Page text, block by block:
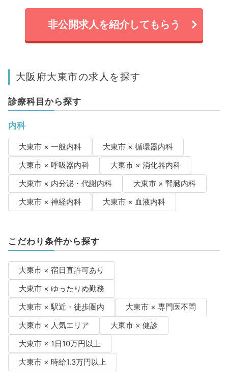
非公開求人を紹介してもらう
大阪府大東市の求人を探す
診療科目から探す
内科
大東市 × 一般内科
大東市 × 循環器内科
大東市 × 呼吸器内科
大東市 × 消化器内科
大東市 × 内分泌・代謝内科
大東市 × 腎臓内科
大東市 × 神経内科
大東市 × 血液内科
こだわり条件から探す
大東市 × 宿日直許可あり
大東市 × ゆったりめ勤務
大東市 × 駅近・徒歩圏内
大東市 × 専門医不問
大東市 × 人気エリア
大東市 × 健診
大東市 × 1日10万円以上
大東市 × 時給1.3万円以上